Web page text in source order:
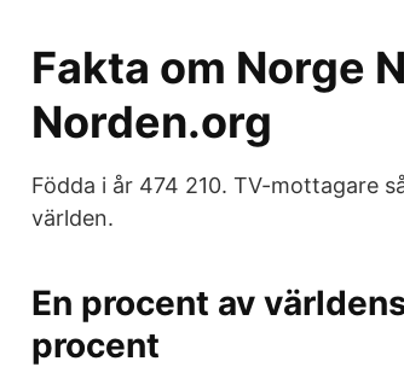
Fakta om Norge
Norden.org
Födda i år 474 210. TV-mottagare
världen.
En procent av
procent